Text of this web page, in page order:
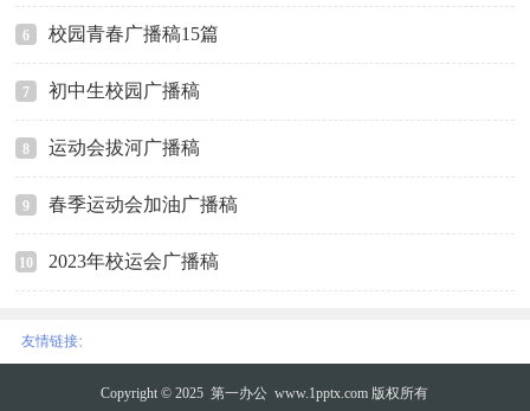
6 校园青春广播稿15篇
7 初中生校园广播稿
8 运动会拔河广播稿
9 春季运动会加油广播稿
10 2023年校运会广播稿
友情链接:
Copyright © 2025 第一办公 www.1pptx.com 版权所有